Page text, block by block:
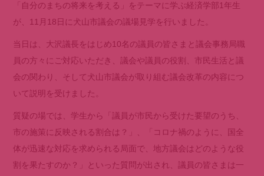
「自分のまちの将来を考える」をテーマに学ぶ経済学部1年生
が、11月18日に犬山市議会の議場見学を行いました。
当日は、大沢議長をはじめ10名の議員の皆さまと議会事務局職
員の方々にご対応いただき、議会や議員の役割、市民生活と議
会の関わり、そして犬山市議会が取り組む議会改革の内容につ
いて説明を受けました。
質疑の場では、学生から「議員が市民から受けた要望のうち、
市の施策に反映される割合は？」、「コロナ禍のように、国全
体が迅速な対応を求められる局面で、地方議会はどのような役
割を果たすのか？」といった質問が出され、議員の皆さまは一